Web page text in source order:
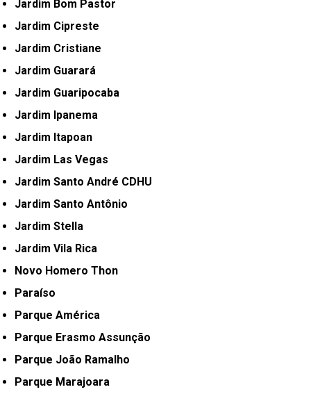
Jardim Bom Pastor
Jardim Cipreste
Jardim Cristiane
Jardim Guarará
Jardim Guaripocaba
Jardim Ipanema
Jardim Itapoan
Jardim Las Vegas
Jardim Santo André CDHU
Jardim Santo Antônio
Jardim Stella
Jardim Vila Rica
Novo Homero Thon
Paraíso
Parque América
Parque Erasmo Assunção
Parque João Ramalho
Parque Marajoara